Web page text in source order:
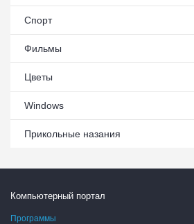
Спорт
Фильмы
Цветы
Windows
Прикольные назания
Компьютерный портал
Программы